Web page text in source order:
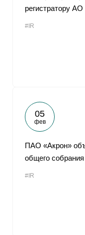
регистратору
#IR
05
фев
ПАО «Акрон»
общего
#IR